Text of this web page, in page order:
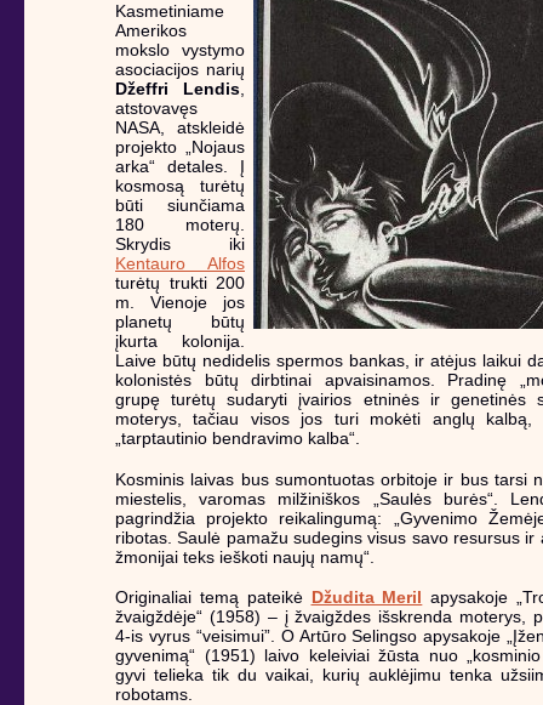
Kasmetiniame
Amerikos
mokslo vystymo
asociacijos narių
Džeffri Lendis,
atstovavęs
NASA, atskleidė
projekto „Nojaus
arka“ detales. Į
kosmosą turėtų
būti siunčiama
180 moterų.
Skrydis iki
Kentauro Alfos
turėtų trukti 200
m. Vienoje jos
planetų būtų
įkurta kolonija.
Laive būtų nedidelis spermos bankas, ir atėjus laikui
kolonistės būtų dirbtinai apvaisinamos. Pradinę
grupę turėtų sudaryti įvairios etninės ir genetinės
moterys, tačiau visos jos turi mokėti anglų kalbą,
„tarptautinio bendravimo kalba“.
Kosminis laivas bus sumontuotas orbitoje ir bus tarsi
miestelis, varomas milžiniškos „Saulės burės“.
pagrindžia projekto reikalingumą: „Gyvenimo
ribotas. Saulė pamažu sudegins visus savo resursus ir
žmonijai teks ieškoti naujų namų“.
Originaliai temą pateikė Džudita Meril apysakoje
žvaigždėje“ (1958) – į žvaigždes išskrenda moterys,
4-is vyrus “veisimui”. O Artūro Selingso apysakoje
gyvenimą“ (1951) laivo keleiviai žūsta nuo
gyvi telieka tik du vaikai, kurių auklėjimu tenka
robotams.